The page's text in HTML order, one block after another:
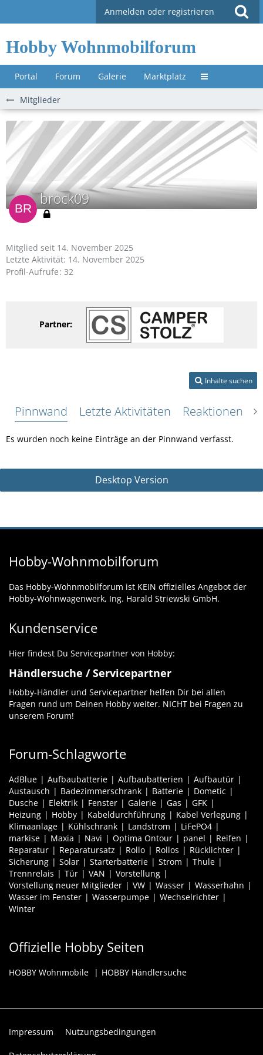
Anmelden oder registrieren
Hobby Wohnmobilforum
Portal Forum Galerie Marktplatz Untermenü »
Mitglieder
brock09
Mitglied seit 14. November 2025
Letzte Aktivität: 14. November 2025
Profil-Aufrufe 32
Partner:
Inhalte suchen
Pinnwand Letzte Aktivitäten Reaktionen
Es wurden noch keine Einträge an der Pinnwand verfasst.
Desktop Version
Hobby-Wohnmobilforum
Das Hobby-Wohnmobilforum ist KEIN offizielles Angebot der
Hobby-Wohnwagenwerk, Ing. Harald Striewski GmbH.
Kundenservice
Hier findest Du Servicepartner von Hobby:
Händlersuche / Servicepartner
Hobby-Händler und Servicepartner helfen Dir bei allen
Fragen rund um Deinen Hobby weiter. NICHT bei Fragen zu
unserem Forum!
Forum-Schlagworte
AdBlue Aufbaubatterie Aufbaubatterien
Aufbautür
Austausch
Badezimmerschrank Batterie
Dometic
Dusche
Elektrik Fenster Galerie Gas
GFK
Heizung
Hobby Kabeldurchführung
Kabel Verlegung
Klimaanlage
Kühlschrank Landstrom
LiFePO4
markise
Maxia Navi Optima Ontour panel
Reifen
Reparatur
Reparatursatz Rollo Rollos
Rücklichter
Sicherung
Solar Starterbatterie Strom
Thule
Trennrelais
Tür VAN
Vorstellung
Vorstellung neuer Mitglieder
VW Wasser
Wasserhahn
Wasser im Fenster
Wasserpumpe
Wechselrichter
Winter
Offizielle Hobby Seiten
HOBBY Wohnmobile HOBBY Händlersuche
Impressum Nutzungsbedingungen